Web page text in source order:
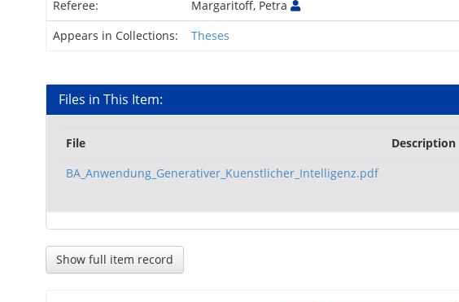
Referee:
Margaritoff, Petra
Appears in Collections:
Theses
Files in This Item:
File Description
BA_Anwendung_Generativer_Kuenstlicher_Intelligenz.pdf
Show full item record